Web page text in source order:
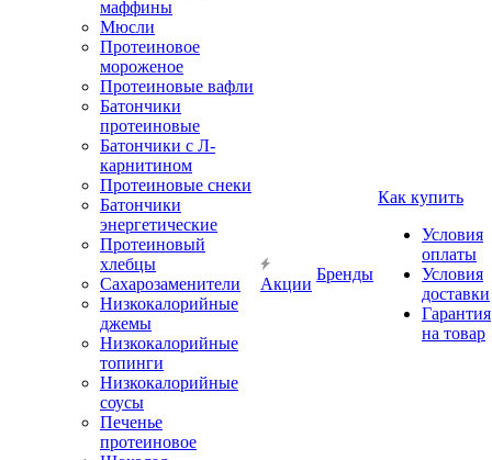
маффины
Мюсли
Протеиновое
мороженое
Протеиновые вафли
Батончики
протеиновые
Батончики с Л-
карнитином
Протеиновые снеки
Батончики
энергетические
Протеиновый
хлебцы
Сахарозаменители
Низкокалорийные
джемы
Низкокалорийные
топинги
Низкокалорийные
соусы
Печенье
протеиновое
Акции
Бренды
Как купить
Условия
оплаты
Условия
доставки
Гарантия
на товар